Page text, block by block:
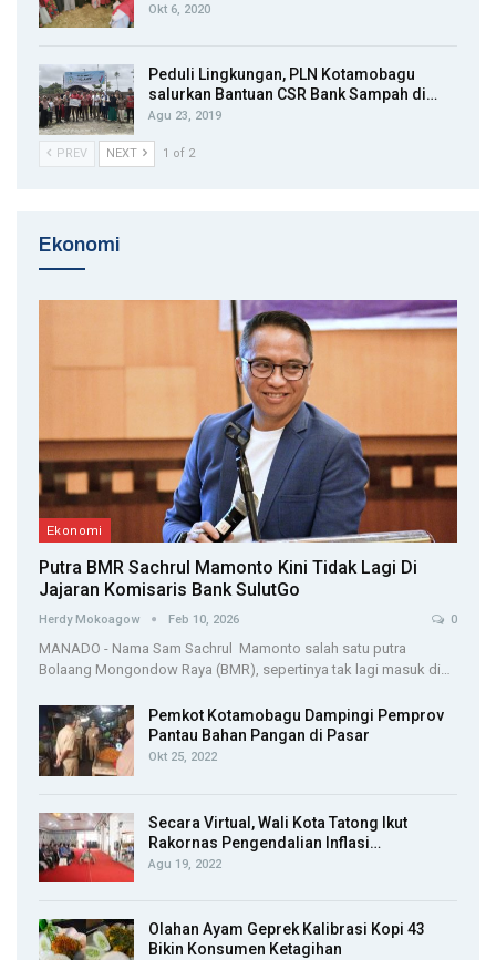
Okt 6, 2020
Peduli Lingkungan, PLN Kotamobagu
salurkan Bantuan CSR Bank Sampah di…
Agu 23, 2019
PREV NEXT 1 of 2
Ekonomi
Ekonomi
Putra BMR Sachrul Mamonto Kini Tidak Lagi Di
Jajaran Komisaris Bank SulutGo
Herdy Mokoagow Feb 10, 2026 0
MANADO - Nama Sam Sachrul Mamonto salah satu putra
Bolaang Mongondow Raya (BMR), sepertinya tak lagi masuk di…
Pemkot Kotamobagu Dampingi Pemprov
Pantau Bahan Pangan di Pasar
Okt 25, 2022
Secara Virtual, Wali Kota Tatong Ikut
Rakornas Pengendalian Inflasi…
Agu 19, 2022
Olahan Ayam Geprek Kalibrasi Kopi 43
Bikin Konsumen Ketagihan